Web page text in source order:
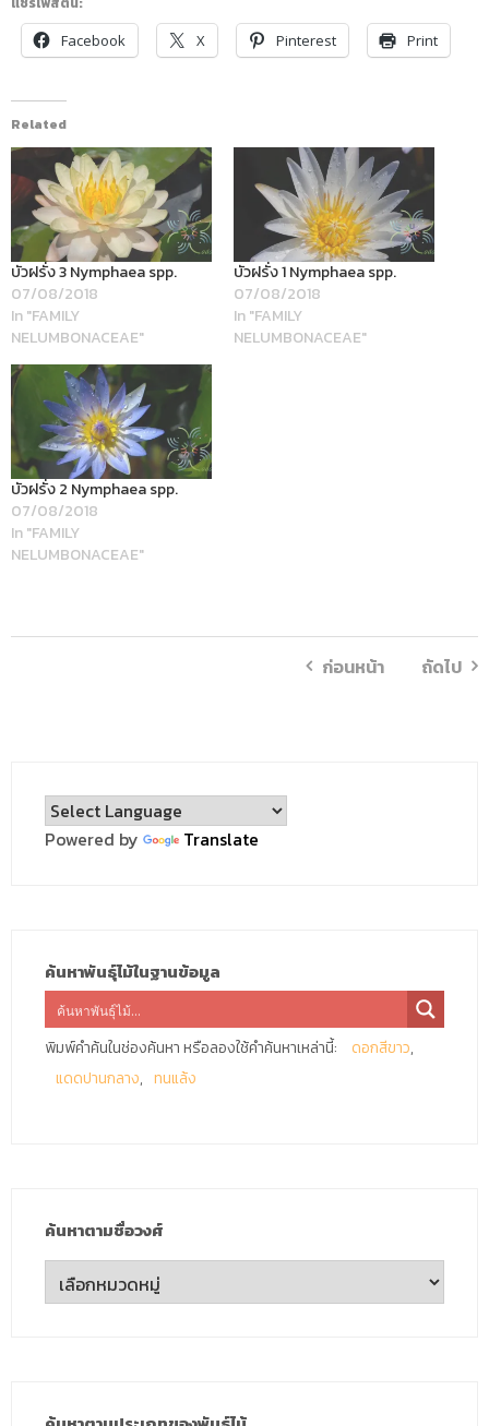
Facebook
X Pinterest Print
Related
บัวฝรั่ง 3 Nymphaea spp.
07/08/2018
In "FAMILY
NELUMBONACEAE"
บัวฝรั่ง 1 Nymphaea spp.
07/08/2018
In "FAMILY
NELUMBONACEAE"
บัวฝรั่ง 2 Nymphaea spp.
07/08/2018
In "FAMILY
NELUMBONACEAE"
ก่อนหน้า ถัดไป
Powered by Translate
ค้นหาพันธุ์ไม้ในฐานข้อมูล
พิมพ์คำค้นในช่องค้นหา หรือลองใช้คำค้นหาเหล่านี้:
ดอกสีขาว
แดดปานกลาง
ทนแล้ง
ค้นหาตามชื่อวงศ์
ค้นหา
ตาม